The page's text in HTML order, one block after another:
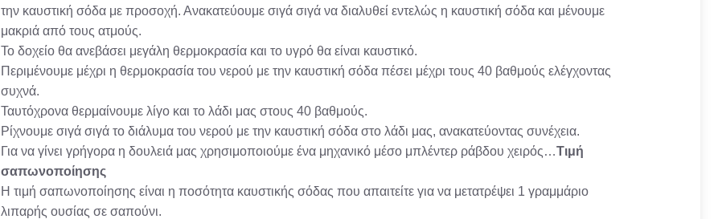
την καυστική σόδα με προσοχή. Ανακατεύουμε σιγά σιγά να διαλυθεί εντελώς η καυστική σόδα και μένουμε
μακριά από τους ατμούς.
Το δοχείο θα ανεβάσει μεγάλη θερμοκρασία και το υγρό θα είναι καυστικό.
Περιμένουμε μέχρι η θερμοκρασία του νερού με την καυστική σόδα πέσει μέχρι τους 40 βαθμούς ελέγχοντας
συχνά.
Ταυτόχρονα θερμαίνουμε λίγο και το λάδι μας στους 40 βαθμούς.
Ρίχνουμε σιγά σιγά το διάλυμα του νερού με την καυστική σόδα στο λάδι μας, ανακατεύοντας συνέχεια.
Για να γίνει γρήγορα η δουλειά μας χρησιμοποιούμε ένα μηχανικό μέσο μπλέντερ ράβδου χειρός…Τιμή
σαπωνοποίησης
Η τιμή σαπωνοποίησης είναι η ποσότητα καυστικής σόδας που απαιτείτε για να μετατρέψει 1 γραμμάριο
λιπαρής ουσίας σε σαπούνι.